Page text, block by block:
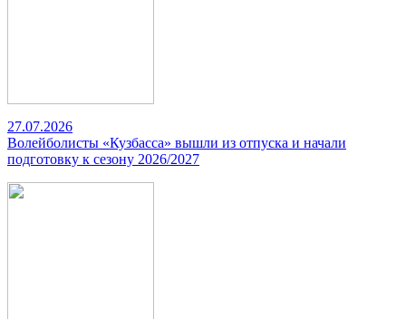
27.07.2026
Волейболисты «Кузбасса» вышли из отпуска и начали
подготовку к сезону 2026/2027